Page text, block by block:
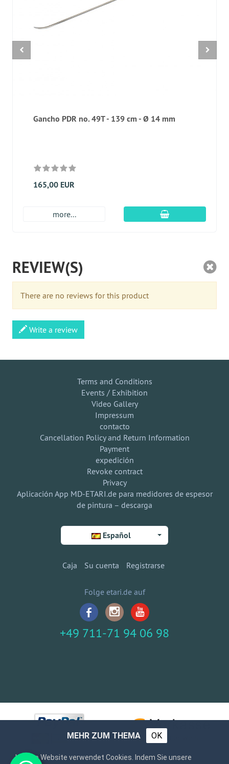
Gancho PDR no. 49T - 139 cm - Ø 14 mm
165,00 EUR
more... En el carro de
REVIEW(S)
There are no reviews for this product
Write a review
Terms and Conditions
Events / Exhibition
Video Gallery
Impressum
contacto
Cancellation Policy and Return Information
Payment
expedición
Revoke contract
Privacy
Aplicación App MD-ETARI.de para medidores de espesor
de pintura – descarga
Español
Caja Su cuenta Registrarse
Folge etari.de auf
+49 711-71 94 06 98
MEHR ZUM THEMA OK
Unsere Website verwendet Cookies. Indem Sie unsere